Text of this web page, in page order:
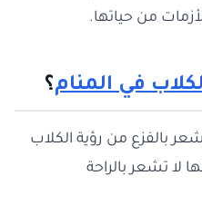
من حياتها.
في المنام؟
بالفزع من رؤية الكلاب
لا تشعر بالراحة